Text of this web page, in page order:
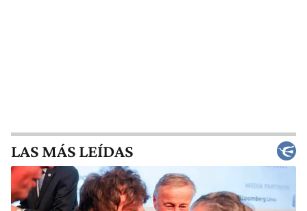
LAS MÁS LEÍDAS